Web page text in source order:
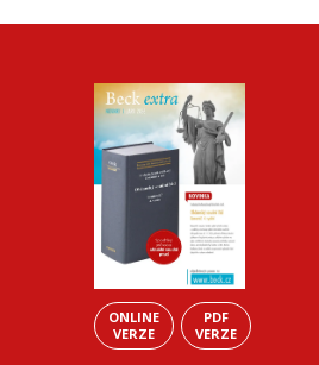
ONLINE
VERZE
PDF
VERZE